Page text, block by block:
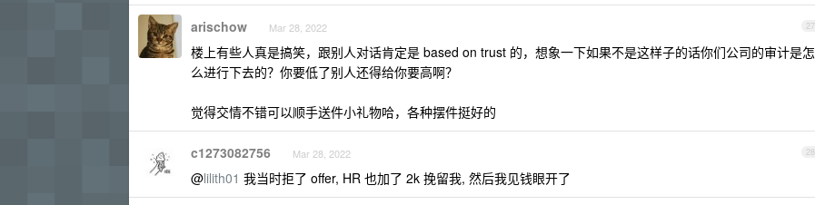
27
arischow Mar 28, 2022
楼上有些人真是搞笑，跟别人对话肯定是 based on trust 的，想象一下如果不是这样子的话你们公司的审计是怎
么进行下去的？你要低了别人还得给你要高啊？
觉得交情不错可以顺手送件小礼物哈，各种摆件挺好的
28
c1273082756 Mar 28, 2022
@lilith01 我当时拒了 offer, HR 也加了 2k 挽留我, 然后我见钱眼开了